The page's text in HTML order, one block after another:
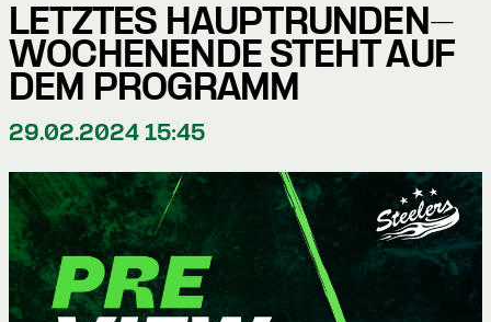
LETZTES HAUPTRUNDEN-
WOCHENENDE STEHT AUF
DEM PROGRAMM
29.02.2024 15:45